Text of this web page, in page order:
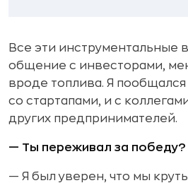
Все эти инструментальные
общение с инвесторами,
вроде топлива. Я
со стартапами, и с
других предпринимателей.
— Ты переживал за победу?
— Я был уверен, что мы